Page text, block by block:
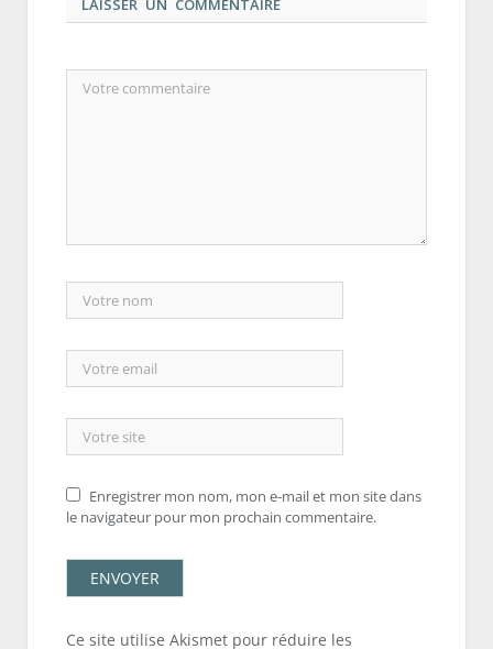
LAISSER UN COMMENTAIRE
Enregistrer mon nom, mon e-mail et mon site dans
le navigateur pour mon prochain commentaire.
Ce site utilise Akismet pour réduire les